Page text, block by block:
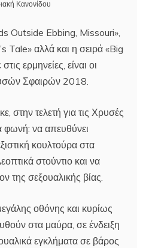
Κανονίδου
Outside Ebbing, Missouri»,
Tale» αλλά και η σειρά «Big
ερμηνείες, είναι οι
Σφαιρών 2018.
στην τελετή για τις Χρυσές
φωνή: να απευθύνει
κουλτούρα στα
στούντιο και να
της σεξουαλικής βίας.
οθόνης και κυρίως
στα μαύρα, σε ένδειξη
εγκλήματα σε βάρος